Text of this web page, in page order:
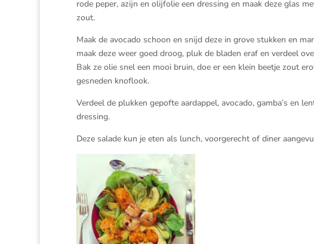
rode peper, azijn en olijfolie een dressing en maak deze glas
zout.
Maak de avocado schoon en snijd deze in grove stukken en
maak deze weer goed droog, pluk de bladen eraf en verdeel
Bak ze olie snel een mooi bruin, doe er een klein beetje zout
gesneden knoflook.
Verdeel de plukken gepofte aardappel, avocado, gamba’s en
dressing.
Deze salade kun je eten als lunch, voorgerecht of diner